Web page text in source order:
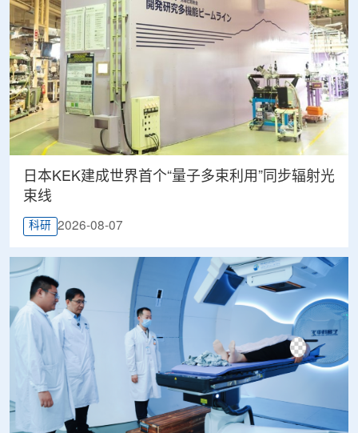
日本KEK建成世界首个“量子多束利用”同步辐射光
束线
科研 2026-08-07